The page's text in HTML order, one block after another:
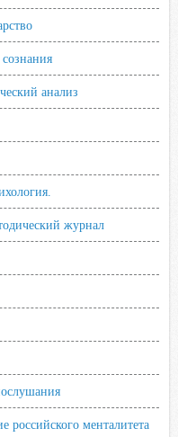
анализ
журнал
российского менталитета